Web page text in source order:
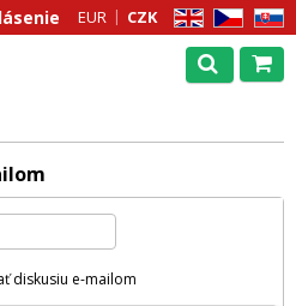
EN CZ SK
EUR CZK
diskusiu e-mailom